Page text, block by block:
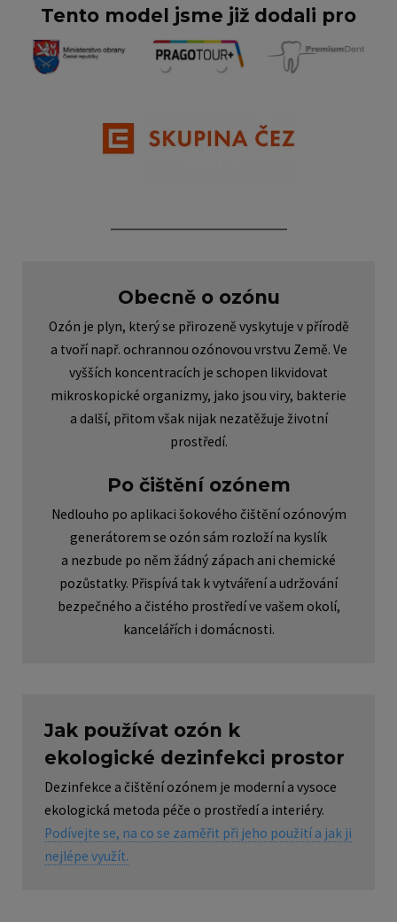
Tento model jsme již dodali pro
Obecně o ozónu
Ozón je plyn, který se přirozeně vyskytuje v přírodě
a tvoří např. ochrannou ozónovou vrstvu Země. Ve
vyšších koncentracích je schopen likvidovat
mikroskopické organizmy, jako jsou viry, bakterie
a další, přitom však nijak nezatěžuje životní
prostředí.
Po čištění ozónem
Nedlouho po aplikaci šokového čištění ozónovým
generátorem se ozón sám rozloží na kyslík
a nezbude po něm žádný zápach ani chemické
pozůstatky. Přispívá tak k vytváření a udržování
bezpečného a čistého prostředí ve vašem okolí,
kancelářích i domácnosti.
Jak používat ozón k
ekologické dezinfekci prostor
Dezinfekce a čištění ozónem je moderní a vysoce
ekologická metoda péče o prostředí a interiéry.
Podívejte se, na co se zaměřit při jeho použití a jak ji
nejlépe využít.